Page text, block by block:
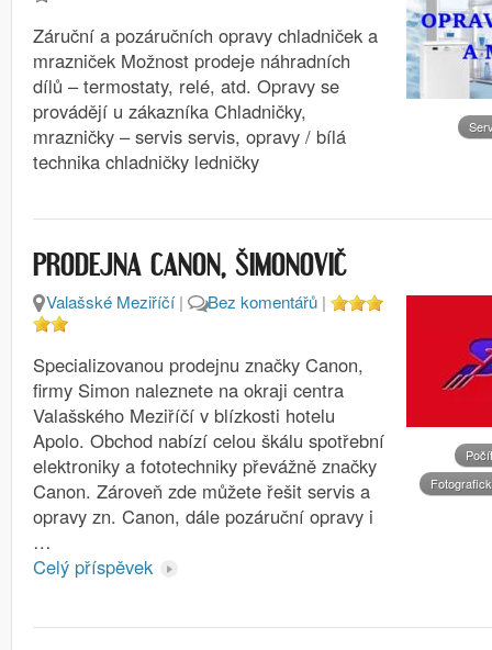
Záruční a pozáručních opravy chladniček a
mrazniček Možnost prodeje náhradních
dílů – termostaty, relé, atd. Opravy se
provádějí u zákazníka Chladničky,
mrazničky – servis servis, opravy / bílá
technika chladničky ledničky
PRODEJNA CANON, ŠIMONOVIČ
Valašské Meziříčí| Bez komentářů |
Specializovanou prodejnu značky Canon,
firmy Simon naleznete na okraji centra
Valašského Meziříčí v blízkosti hotelu
Apolo. Obchod nabízí celou škálu spotřební
elektroniky a fototechniky převážně značky
Canon. Zároveň zde můžete řešit servis a
opravy zn. Canon, dále pozáruční opravy i
…
Celý příspěvek